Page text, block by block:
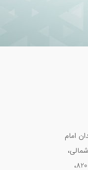
امام
قبل از بلوار مرزبانان، پلاک 820،